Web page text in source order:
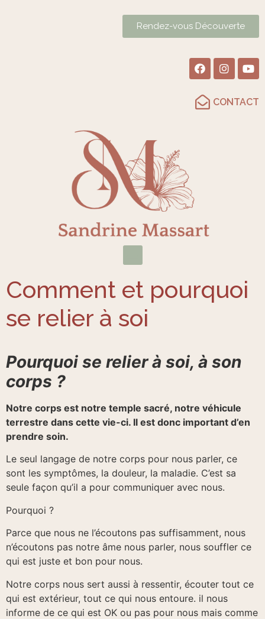
Rendez-vous Découverte
CONTACT
Comment et pourquoi
se relier à soi
Pourquoi se relier à soi, à son
corps ?
Notre corps est notre temple sacré, notre véhicule
terrestre dans cette vie-ci. Il est donc important d’en
prendre soin.
Le seul langage de notre corps pour nous parler, ce
sont les symptômes, la douleur, la maladie. C’est sa
seule façon qu’il a pour communiquer avec nous.
Pourquoi ?
Parce que nous ne l’écoutons pas suffisamment, nous
n’écoutons pas notre âme nous parler, nous souffler ce
qui est juste et bon pour nous.
Notre corps nous sert aussi à ressentir, écouter tout ce
qui est extérieur, tout ce qui nous entoure. il nous
informe de ce qui est OK ou pas pour nous mais comme